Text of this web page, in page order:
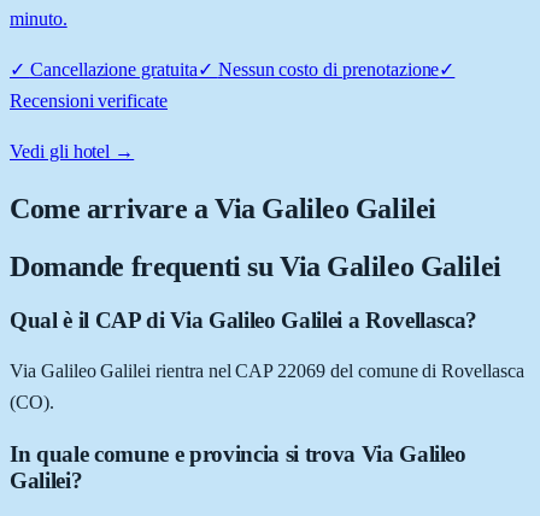
minuto.
✓ Cancellazione gratuita✓ Nessun costo di prenotazione✓
Recensioni verificate
Vedi gli hotel →
Come arrivare aVia Galileo Galilei
Domande frequenti su Via Galileo Galilei
Qual è il CAP di Via Galileo Galilei a Rovellasca?
Via Galileo Galilei rientra nel CAP 22069 del comune di Rovellasca
(CO).
In quale comune e provincia si trova Via Galileo
Galilei?